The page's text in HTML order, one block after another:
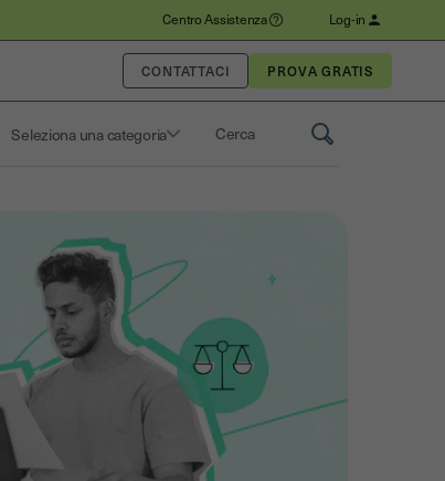
Centro Assistenza Log-in
CONTATTACI
Seleziona una categoria Saisissez un terme pour